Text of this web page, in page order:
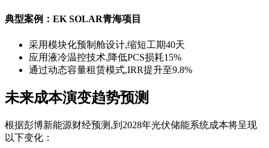
典型案例：EK SOLAR青海项目
采用模块化预制舱设计,缩短工期40天
应用液冷温控技术,降低PCS损耗15%
通过动态容量租赁模式,IRR提升至9.8%
未来成本演变趋势预测
根据彭博新能源财经预测,到2028年光伏储能系统成本将呈现
以下变化：